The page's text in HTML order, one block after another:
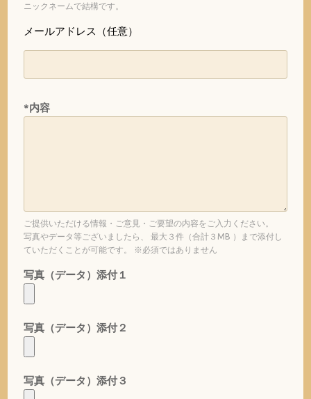
ニックネームで結構です。
メールアドレス（任意）
*内容
ご提供いただける情報・ご意見・ご要望の内容をご入力ください。
写真やデータ等ございましたら、 最大３件（合計３MB ）まで添付し
ていただくことが可能です。 ※必須ではありません
写真（データ）添付１
写真（データ）添付２
写真（データ）添付３